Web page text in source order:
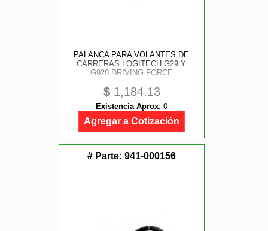
PALANCA PARA VOLANTES DE
CARRERAS LOGITECH G29 Y
G920 DRIVING FORCE
$1,184.13
Existencia Aprox: 0
Agregar a Cotización
# Parte: 941-000156